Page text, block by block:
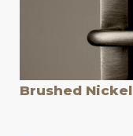
Brushed Nickel